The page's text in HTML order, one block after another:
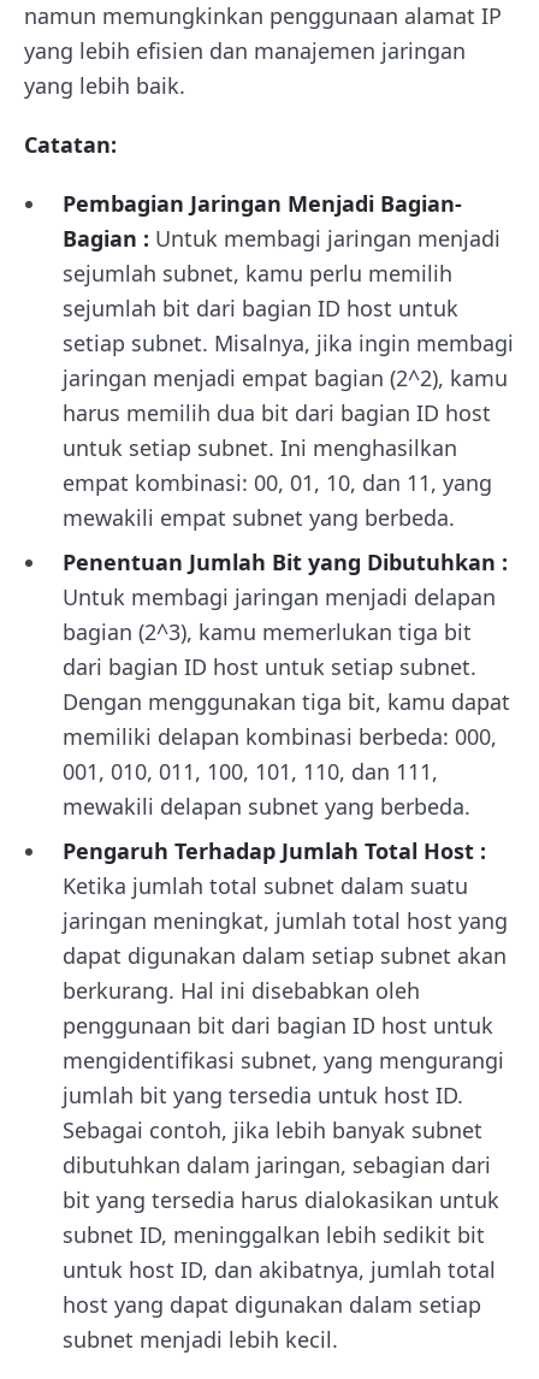
namun memungkinkan penggunaan alamat IP
yang lebih efisien dan manajemen jaringan
yang lebih baik.
Catatan:
Pembagian Jaringan Menjadi Bagian-
Bagian : Untuk membagi jaringan menjadi
sejumlah subnet, kamu perlu memilih
sejumlah bit dari bagian ID host untuk
setiap subnet. Misalnya, jika ingin membagi
jaringan menjadi empat bagian (2^2), kamu
harus memilih dua bit dari bagian ID host
untuk setiap subnet. Ini menghasilkan
empat kombinasi: 00, 01, 10, dan 11, yang
mewakili empat subnet yang berbeda.
Penentuan Jumlah Bit yang Dibutuhkan :
Untuk membagi jaringan menjadi delapan
bagian (2^3), kamu memerlukan tiga bit
dari bagian ID host untuk setiap subnet.
Dengan menggunakan tiga bit, kamu dapat
memiliki delapan kombinasi berbeda: 000,
001, 010, 011, 100, 101, 110, dan 111,
mewakili delapan subnet yang berbeda.
Pengaruh Terhadap Jumlah Total Host :
Ketika jumlah total subnet dalam suatu
jaringan meningkat, jumlah total host yang
dapat digunakan dalam setiap subnet akan
berkurang. Hal ini disebabkan oleh
penggunaan bit dari bagian ID host untuk
mengidentifikasi subnet, yang mengurangi
jumlah bit yang tersedia untuk host ID.
Sebagai contoh, jika lebih banyak subnet
dibutuhkan dalam jaringan, sebagian dari
bit yang tersedia harus dialokasikan untuk
subnet ID, meninggalkan lebih sedikit bit
untuk host ID, dan akibatnya, jumlah total
host yang dapat digunakan dalam setiap
subnet menjadi lebih kecil.